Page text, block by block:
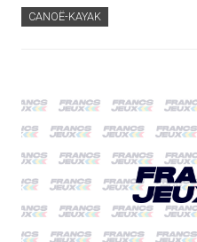
CANOË-KAYAK